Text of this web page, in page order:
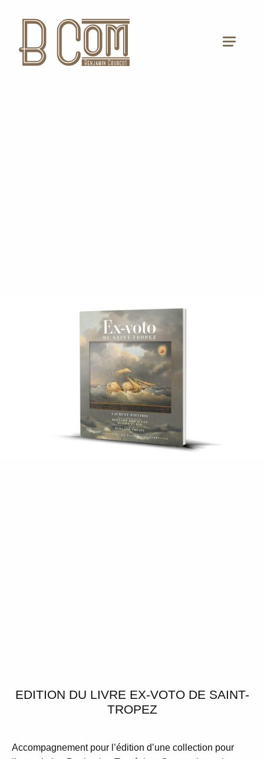
EDITION DU LIVRE EX-VOTO DE SAINT-
TROPEZ
Accompagnement pour l’édition d’une collection pour